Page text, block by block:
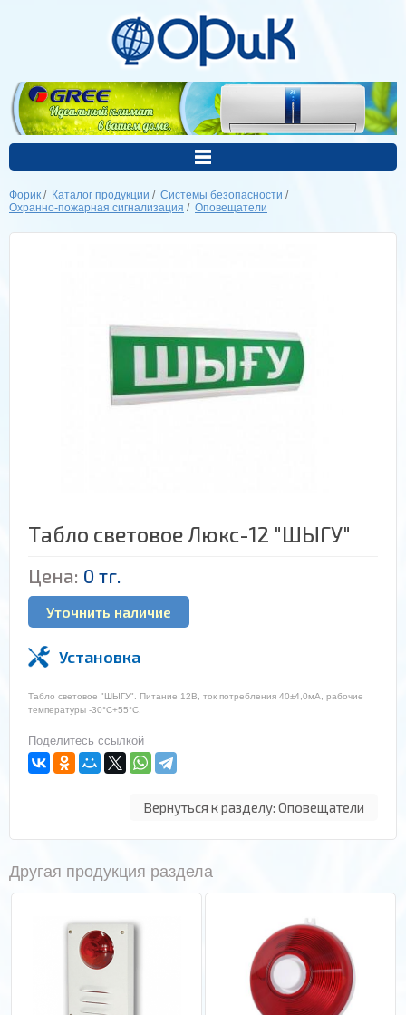
Форик / Каталог продукции / Системы безопасности /
Охранно-пожарная сигнализация / Оповещатели
Табло световое Люкс-12 "ШЫГУ"
Цена: 0 тг.
Уточнить наличие
Установка
Табло световое "ШЫГУ". Питание 12В, ток потребления 40±4,0мА, рабочие
температуры -30°С+55°C.
Поделитесь ссылкой
Вернуться к разделу: Оповещатели
Другая продукция раздела